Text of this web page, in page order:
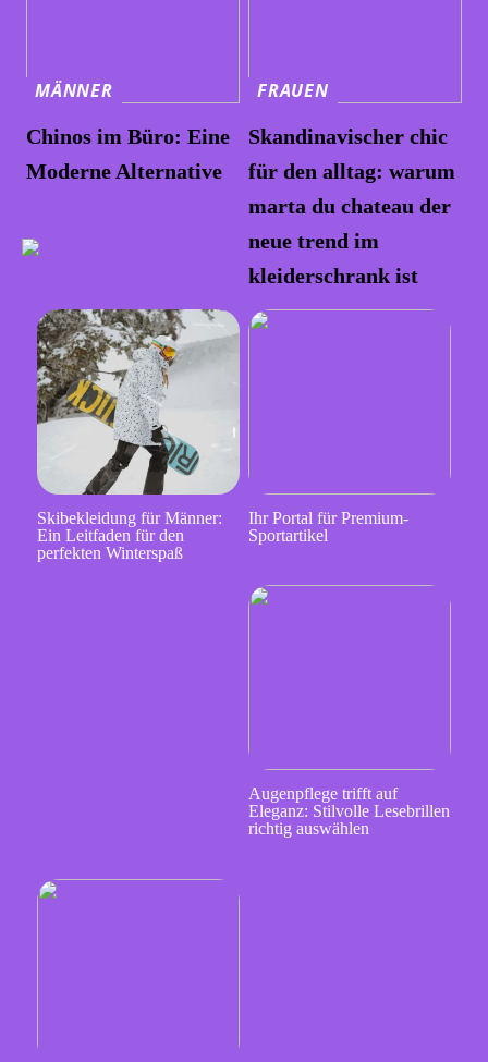
MÄNNER
Chinos im Büro: Eine
Moderne Alternative
FRAUEN
Skandinavischer chic
für den alltag: warum
marta du chateau der
neue trend im
kleiderschrank ist
Skibekleidung für Männer:
Ein Leitfaden für den
perfekten Winterspaß
Ihr Portal für Premium-
Sportartikel
Augenpflege trifft auf
Eleganz: Stilvolle Lesebrillen
richtig auswählen